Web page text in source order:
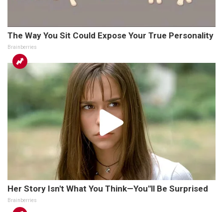
The Way You Sit Could Expose Your True Personality
Brainberries
Her Story Isn't What You Think—You''ll Be Surprised
Brainberries